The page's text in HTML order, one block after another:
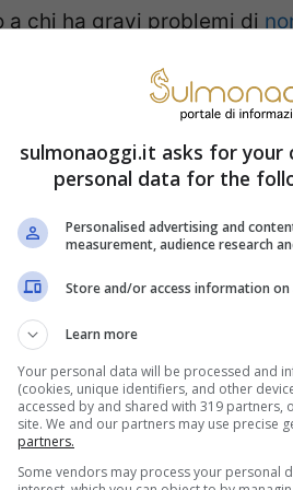
chi ha gravi problemi di
consentono di uscire dal
è necessario arrivare al
o svolgimento
può lasciare il lavoro a 59
per andare in pensione
necessari siano stati
59 anni escono solo le
a 60 anni con un solo figlio
può uscire,
sulmonaoggi.it asks for your
personal data for the
Personalised advertising and
measurement, audience research
Store and/or access information on
Learn more
Your personal data will be processed and
(cookies, unique identifiers, and other
accessed by and shared with 319 partners,
site. We and our partners may use precise
partners.
Some vendors may process your personal